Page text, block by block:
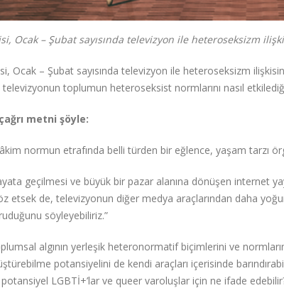
Ocak – Şubat sayısında televizyon ile heteroseksizm
Ocak – Şubat sayısında televizyon ile heteroseksizm
televizyonun toplumun heteroseksist normlarını nasıl
metni şöyle:
normun etrafında belli türden bir eğlence, yaşam tarzı
geçilmesi ve büyük bir pazar alanına dönüşen internet
etsek de, televizyonun diğer medya araçlarından daha
söyleyebiliriz.”
algının yerleşik heteronormatif biçimlerini ve
potansiyelini de kendi araçları içerisinde
potansiyel LGBTİ+’lar ve queer varoluşlar için ne ifade